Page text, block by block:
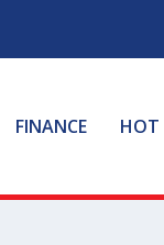
FINANCE HOT